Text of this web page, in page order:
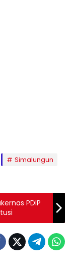
Simalungun
PDIP